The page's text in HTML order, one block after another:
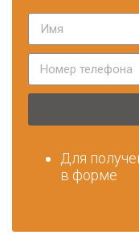
Для
в форме